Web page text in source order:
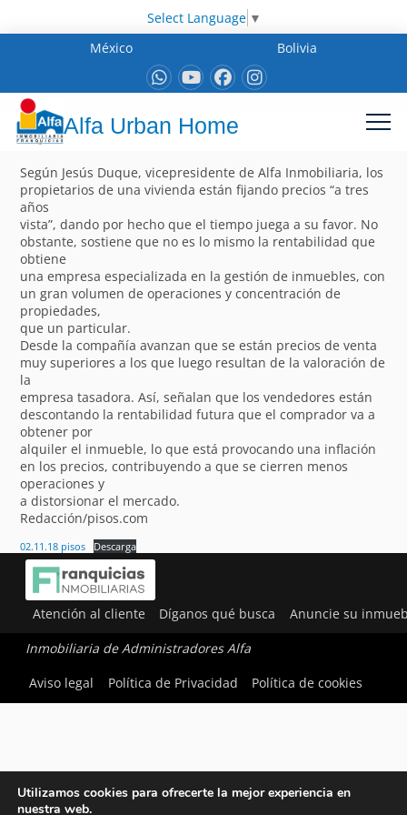
Select Language ▼
México
Bolivia
Alfa Urban Home
Según Jesús Duque, vicepresidente de Alfa Inmobiliaria, los
propietarios de una vivienda están fijando precios “a tres
años
vista”, dando por hecho que el tiempo juega a su favor. No
obstante, sostiene que no es lo mismo la rentabilidad que
obtiene
una empresa especializada en la gestión de inmuebles, con
un gran volumen de operaciones y concentración de
propiedades,
que un particular.
Desde la compañía avanzan que se están precios de venta
muy superiores a los que luego resultan de la valoración de
la
empresa tasadora. Así, señalan que los vendedores están
descontando la rentabilidad futura que el comprador va a
obtener por
alquiler el inmueble, lo que está provocando una inflación
en los precios, contribuyendo a que se cierren menos
operaciones y
a distorsionar el mercado.
Redacción/pisos.com
02.11.18 pisos Descarga
Atención al cliente Díganos qué busca Anuncie su
Inmobiliaria de Administradores Alfa
Aviso legal
Política de Privacidad Política de cookies
Utilizamos cookies para ofrecerte la mejor experiencia en
nuestra web.